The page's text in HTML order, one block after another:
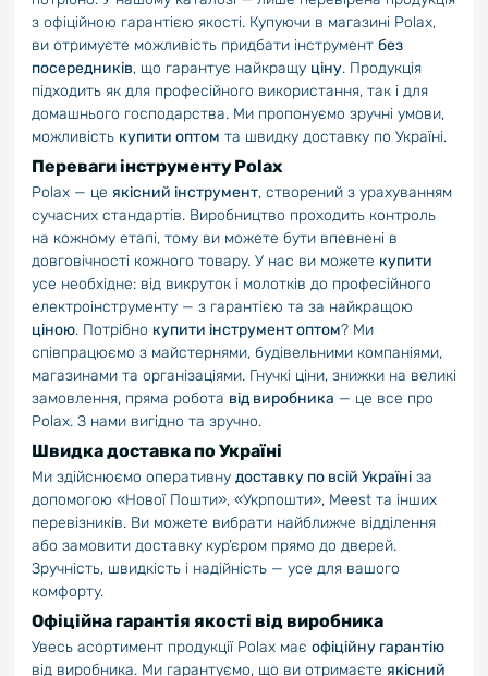
з офіційною гарантією якості. Купуючи в магазині Polax,
ви отримуєте можливість придбати інструмент без
посередників, що гарантує найкращу ціну. Продукція
підходить як для професійного використання, так і для
домашнього господарства. Ми пропонуємо зручні умови,
можливість купити оптом та швидку доставку по Україні.
Переваги інструменту Polax
Polax — це якісний інструмент, створений з урахуванням
сучасних стандартів. Виробництво проходить контроль
на кожному етапі, тому ви можете бути впевнені в
довговічності кожного товару. У нас ви можете купити
усе необхідне: від викруток і молотків до професійного
електроінструменту — з гарантією та за найкращою
ціною. Потрібно купити інструмент оптом? Ми
співпрацюємо з майстернями, будівельними компаніями,
магазинами та організаціями. Гнучкі ціни, знижки на великі
замовлення, пряма робота від виробника — це все про
Polax. З нами вигідно та зручно.
Швидка доставка по Україні
Ми здійснюємо оперативну доставку по всій Україні за
допомогою «Нової Пошти», «Укрпошти», Meest та інших
перевізників. Ви можете вибрати найближче відділення
або замовити доставку кур’єром прямо до дверей.
Зручність, швидкість і надійність — усе для вашого
комфорту.
Офіційна гарантія якості від виробника
Увесь асортимент продукції Polax має офіційну гарантію
від виробника. Ми гарантуємо, що ви отримаєте якісний